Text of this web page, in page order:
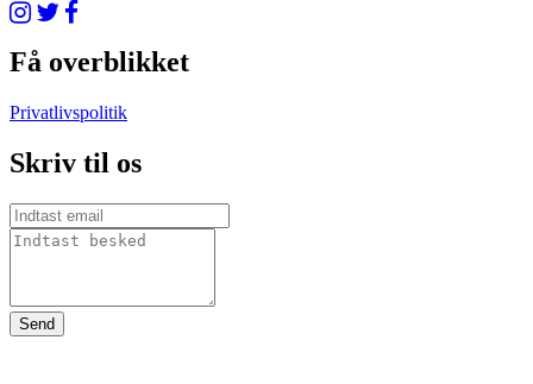
Få overblikket
Privatlivspolitik
Skriv til os